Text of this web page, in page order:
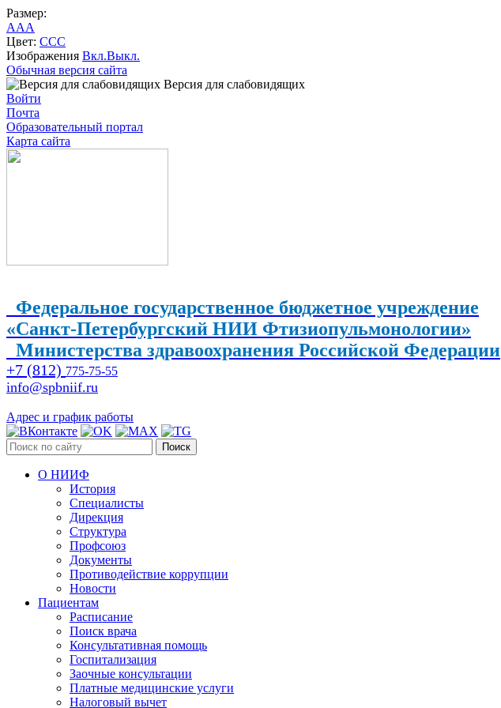
Размер:
AAA
Цвет: CCC
Изображения Вкл.Выкл.
Обычная версия сайта
Версия для слабовидящих
Войти
Почта
Образовательный портал
Карта сайта
Федеральное государственное бюджетное учреждение
«Санкт-Петербургский НИИ Фтизиопульмонологии»
Министерства здравоохранения Российской Федерации
+7 (812) 775-75-55
info@spbniif.ru
Адрес и график работы
Поиск
О НИИФ
История
Специалисты
Дирекция
Структура
Профсоюз
Документы
Противодействие коррупции
Новости
Пациентам
Расписание
Поиск врача
Консультативная помощь
Госпитализация
Заочные консультации
Платные медицинские услуги
Налоговый вычет